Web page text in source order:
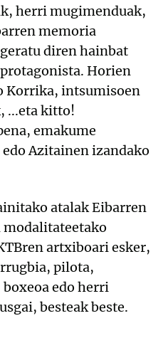
herri mugimenduak,
memoria
diren hainbat
Horien
Korrika, intsumisoen
...eta kitto!
emakume
Azitainen izandako
atalak Eibarren
artxiboari esker,
pilota,
edo herri
besteak beste.